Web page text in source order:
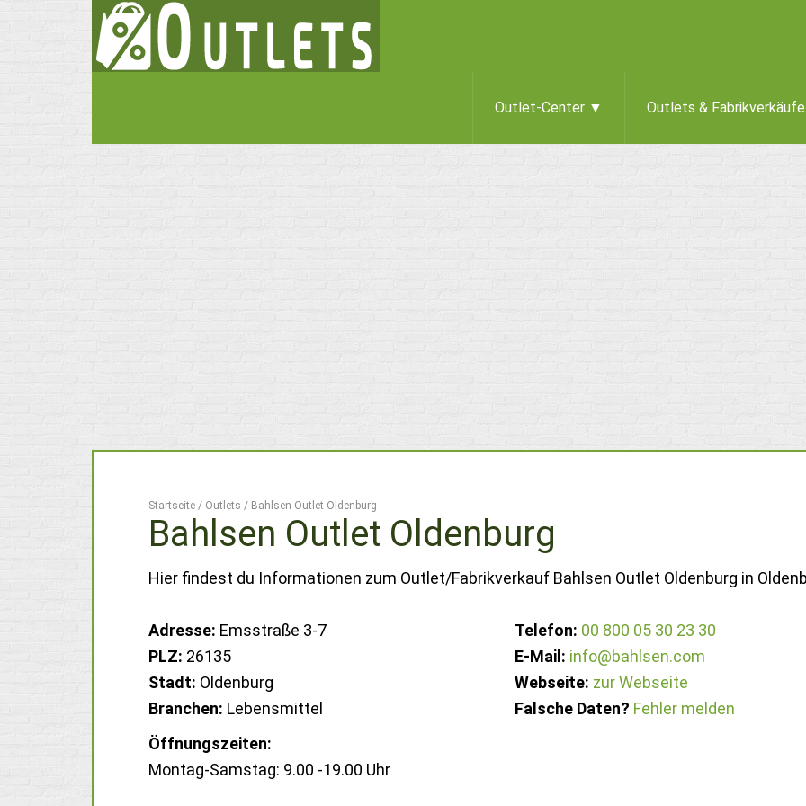
Outlet-Center ▼ Outlets &
Startseite / Outlets / Bahlsen Outlet Oldenburg
Bahlsen Outlet Oldenburg
Hier findest du Informationen zum Outlet/Fabrikverkauf Bahlsen Outlet Oldenburg in
Adresse: Emsstraße 3-7
PLZ: 26135
Stadt: Oldenburg
Branchen: Lebensmittel
Telefon: 00 800 05 30 23 30
E-Mail: info@bahlsen.com
Webseite: zur Webseite
Falsche Daten? Fehler melden
Öffnungszeiten:
Montag-Samstag: 9.00 -19.00 Uhr